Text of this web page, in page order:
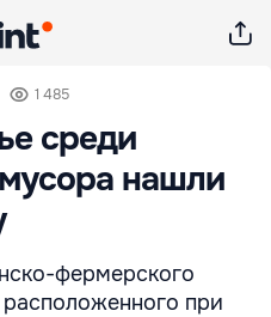
1 485
среди
нашли
фермерского
при